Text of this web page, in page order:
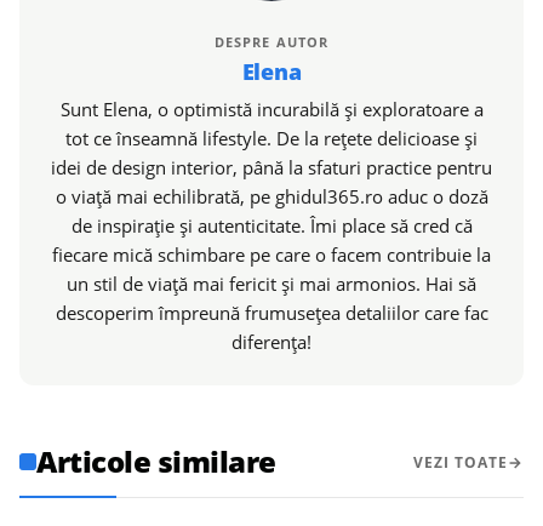
DESPRE AUTOR
Elena
Sunt Elena, o optimistă incurabilă și exploratoare a
tot ce înseamnă lifestyle. De la rețete delicioase și
idei de design interior, până la sfaturi practice pentru
o viață mai echilibrată, pe ghidul365.ro aduc o doză
de inspirație și autenticitate. Îmi place să cred că
fiecare mică schimbare pe care o facem contribuie la
un stil de viață mai fericit și mai armonios. Hai să
descoperim împreună frumusețea detaliilor care fac
diferența!
Articole similare VEZI TOATE